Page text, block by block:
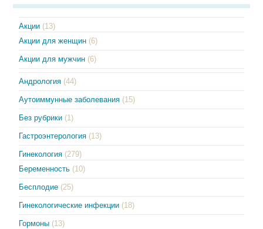
Акции (13)
Акции для женщин (6)
Акции для мужчин (6)
Андрология (44)
Аутоиммунные заболевания (15)
Без рубрики (1)
Гастроэнтерология (13)
Гинекология (279)
Беременность (10)
Бесплодие (25)
Гинекологические инфекции (18)
Гормоны (13)